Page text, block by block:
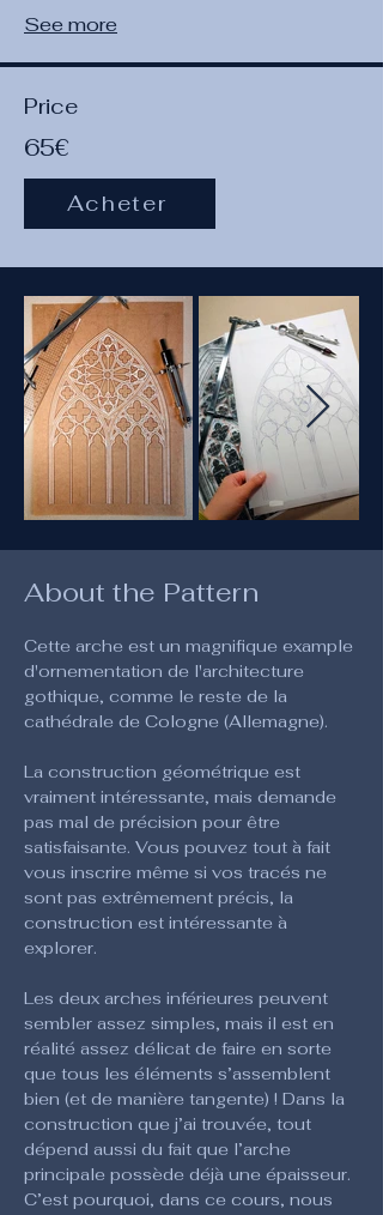
See more
Price
65€
Acheter
About the Pattern
Cette arche est un magnifique example
d'ornementation de l'architecture
gothique, comme le reste de la
cathédrale de Cologne (Allemagne).
La construction géométrique est
vraiment intéressante, mais demande
pas mal de précision pour être
satisfaisante. Vous pouvez tout à fait
vous inscrire même si vos tracés ne
sont pas extrêmement précis, la
construction est intéressante à
explorer.
Les deux arches inférieures peuvent
sembler assez simples, mais il est en
réalité assez délicat de faire en sorte
que tous les éléments s’assemblent
bien (et de manière tangente) ! Dans la
construction que j’ai trouvée, tout
dépend aussi du fait que l’arche
principale possède déjà une épaisseur.
C’est pourquoi, dans ce cours, nous